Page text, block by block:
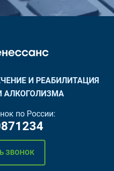
И РЕАБИЛИТАЦИЯ
АЛКОГОЛИЗМА
по России:
ЗВОНОК